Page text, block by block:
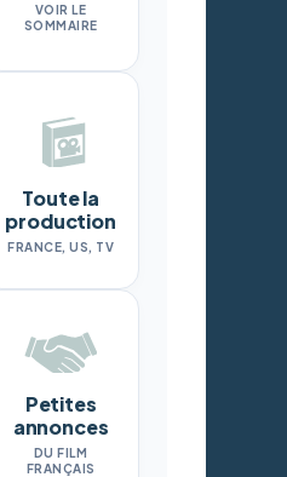
VOIR LE
SOMMAIRE
Toute la
production
FRANCE, US, TV
Petites
annonces
DU FILM
FRANÇAIS